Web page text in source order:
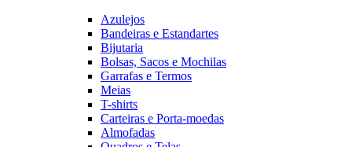
Azulejos
Bandeiras e Estandartes
Bijutaria
Bolsas, Sacos e Mochilas
Garrafas e Termos
Meias
T-shirts
Carteiras e Porta-moedas
Almofadas